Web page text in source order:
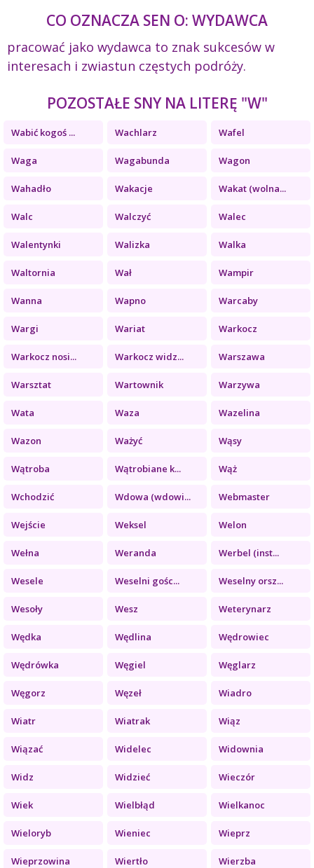
CO OZNACZA SEN O: WYDAWCA
pracować jako wydawca to znak sukcesów w
interesach i zwiastun częstych podróży.
POZOSTAŁE SNY NA LITERĘ "W"
Wabić kogoś ... Wachlarz Wafel
Waga Wagabunda Wagon
Wahadło Wakacje Wakat (wolna...
Walc Walczyć Walec
Walentynki Walizka Walka
Waltornia Wał Wampir
Wanna Wapno Warcaby
Wargi Wariat Warkocz
Warkocz nosi... Warkocz widz... Warszawa
Warsztat Wartownik Warzywa
Wata Waza Wazelina
Wazon Ważyć Wąsy
Wątroba Wątrobiane k... Wąż
Wchodzić Wdowa (wdowi... Webmaster
Wejście Weksel Welon
Wełna Weranda Werbel (inst...
Wesele Weselni gośc... Weselny orsz...
Wesoły Wesz Weterynarz
Wędka Wędlina Wędrowiec
Wędrówka Węgiel Węglarz
Węgorz Węzeł Wiadro
Wiatr Wiatrak Wiąz
Wiązać Widelec Widownia
Widz Widzieć Wieczór
Wiek Wielbłąd Wielkanoc
Wieloryb Wieniec Wieprz
Wieprzowina Wiertło Wierzba